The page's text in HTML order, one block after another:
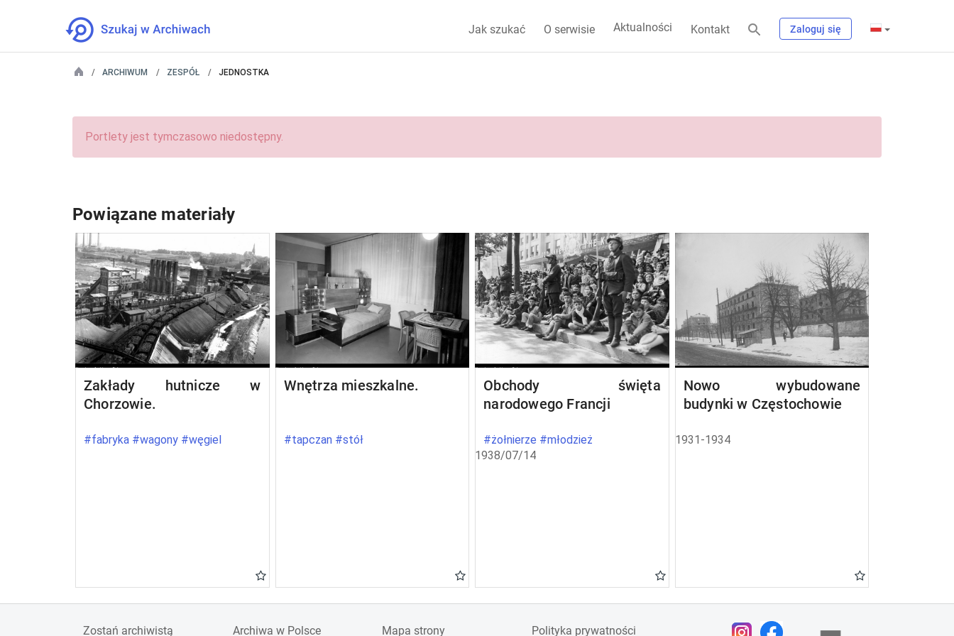
Jak szukać O serwisie Aktualności Kontakt Zaloguj się
ARCHIWUM ZESPÓŁ JEDNOSTKA
Portlety jest tymczasowo niedostępny.
Powiązane materiały
Zakłady hutnicze w
Chorzowie.
#fabryka #wagony #węgiel
Wnętrza mieszkalne.
#tapczan #stół
Obchody święta
narodowego Francji
#żołnierze #młodzież
1938/07/14
Nowo wybudowane
budynki w Częstochowie
1931-1934
Zostań archiwistą Archiwa w Polsce Mapa strony Polityka prywatności